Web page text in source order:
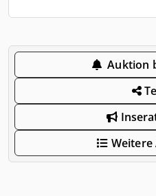
Auktion